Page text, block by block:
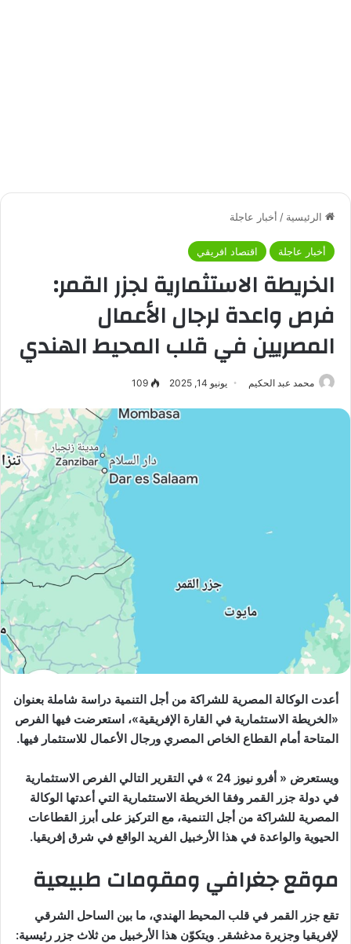
الرئيسية / أخبار عاجلة
أخبار عاجلة اقتصاد افريقي
الخريطة الاستثمارية لجزر القمر:
فرص واعدة لرجال الأعمال
المصريين في قلب المحيط الهندي
محمد عبد الحكيم يونيو 14, 2025 109
أعدت الوكالة المصرية للشراكة من أجل التنمية دراسة شاملة بعنوان
«الخريطة الاستثمارية في القارة الإفريقية»، استعرضت فيها الفرص
المتاحة أمام القطاع الخاص المصري ورجال الأعمال للاستثمار فيها.
ويستعرض « أفرو نيوز 24 » في التقرير التالي الفرص الاستثمارية
في دولة جزر القمر وفقا الخريطة الاستثمارية التي أعدتها الوكالة
المصرية للشراكة من أجل التنمية، مع التركيز على أبرز القطاعات
الحيوية والواعدة في هذا الأرخبيل الفريد الواقع في شرق إفريقيا.
موقع جغرافي ومقومات طبيعية
تقع جزر القمر في قلب المحيط الهندي، ما بين الساحل الشرقي
لإفريقيا وجزيرة مدغشقر. ويتكوّن هذا الأرخبيل من ثلاث جزر رئيسية: